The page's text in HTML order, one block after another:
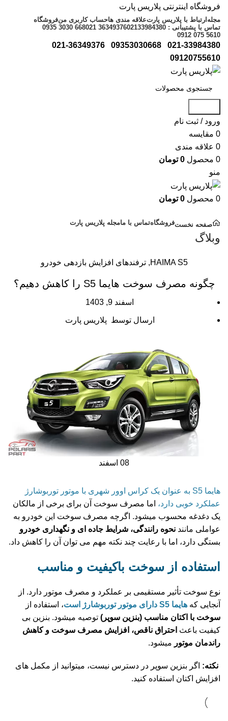
فروشگاه اینترنتی پلاریس پارت
مجله ارتباط با پلاریس پارتعلاقه مندی هاحساب کاربری منفروشگاه
تماس با پشتیبانی : 02133984380
021 36349376
0935 3030 668
0912 075 5610
021-33984380
09353030668
021-36349376
09120755610
ورود / ثبت نام
0 مقایسه
0 علاقه مندی
0 محصول 0 تومان
منو
0 محصول 0 تومان
صفحه نخستفروشگاهتماس با مامجله پلاریس پارت
وبلاگ
HAIMA S5
,ترفندهای افزایش بازدهی خودرو
چگونه مصرف سوخت هایما S5 را کاهش دهیم؟
اسفند 9, 1403
ارسال توسط پلاریس پارت
08 اسفند
هایما S5 به عنوان یک کراس‌ اوور شهری با موتور توربوشارژ
عملکرد خوبی دارد، اما مصرف سوخت آن برای برخی از مالکان
یک دغدغه محسوب میشود. اگرچه مصرف سوخت این خودرو به
عواملی مانند نحوه رانندگی، شرایط جاده‌ ای و نگهداری خودرو
بستگی دارد، اما با رعایت چند نکته مهم می‌ توان آن را کاهش داد.
استفاده از سوخت باکیفیت و مناسب
نوع سوخت تأثیر مستقیمی بر عملکرد و مصرف موتور دارد. از
آنجایی که هایما S5 دارای موتور توربوشارژ است
، استفاده از
سوخت با اکتان مناسب (بنزین سوپر) توصیه میشود. بنزین بی‌
کیفیت باعث احتراق ناقص، افزایش مصرف سوخت و کاهش
راندمان موتور میشود.
نکته: اگر بنزین سوپر در دسترس نیست، میتوانید از مکمل‌ های
افزایش اکتان استفاده کنید.